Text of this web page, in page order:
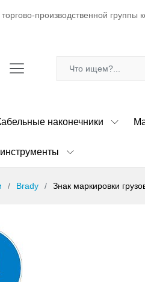
производственной группы
наконечники
Brady Знак маркировки